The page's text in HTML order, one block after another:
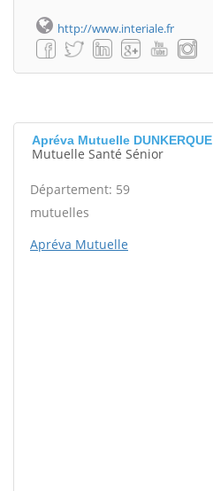
http://www.interiale.fr
Apréva Mutuelle DUNKERQUE
Mutuelle Santé Sénior
Département: 59
mutuelles
Apréva Mutuelle